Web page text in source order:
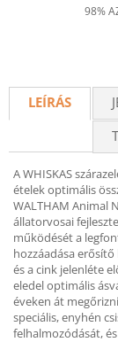
98%
LEÍRÁS
A WHISKAS
ételek optimális
WALTHAM Animal
állatorvosai
működését a
hozzáadása erősítő
és a cink jelenléte
eledel optimális
éveken át
speciális, enyhén
felhalmozódását,